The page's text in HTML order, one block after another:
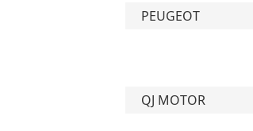
PEUGEOT
QJ MOTOR